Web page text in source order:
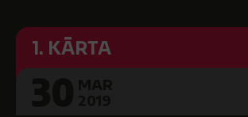
1. KĀRTA